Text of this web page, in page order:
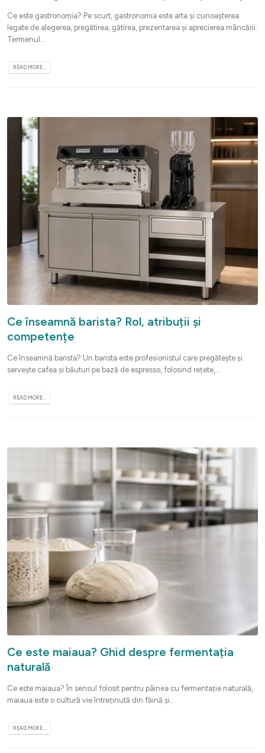
Ce este gastronomia? Pe scurt, gastronomia este arta și cunoașterea
legate de alegerea, pregătirea, gătirea, prezentarea și aprecierea mâncării.
Termenul...
READ MORE...
Ce înseamnă barista? Rol, atribuții și
competențe
Ce înseamnă barista? Un barista este profesionistul care pregătește și
servește cafea și băuturi pe bază de espresso, folosind rețete,...
READ MORE...
Ce este maiaua? Ghid despre fermentația
naturală
Ce este maiaua? În sensul folosit pentru pâinea cu fermentație naturală,
maiaua este o cultură vie întreținută din făină și...
READ MORE...